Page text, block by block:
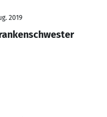
2019